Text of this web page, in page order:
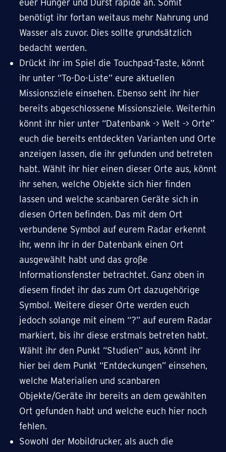
euer Hunger und Durst rapide an. Somit
benötigt ihr fortan weitaus mehr Nahrung und
Wasser als zuvor. Dies sollte grundsätzlich
bedacht werden.
Drückt ihr im Spiel die Touchpad-Taste, könnt
ihr unter “To-Do-Liste” eure aktuellen
Missionsziele einsehen. Ebenso seht ihr hier
bereits abgeschlossene Missionsziele. Weiterhin
könnt ihr hier unter “Datenbank -> Welt -> Orte”
euch die bereits entdeckten Varianten und Orte
anzeigen lassen, die ihr gefunden und betreten
habt. Wählt ihr hier einen dieser Orte aus, könnt
ihr sehen, welche Objekte sich hier finden
lassen und welche scanbaren Geräte sich in
diesen Orten befinden. Das mit dem Ort
verbundene Symbol auf eurem Radar erkennt
ihr, wenn ihr in der Datenbank einen Ort
ausgewählt habt und das große
Informationsfenster betrachtet. Ganz oben in
diesem findet ihr das zum Ort dazugehörige
Symbol. Weitere dieser Orte werden euch
jedoch solange mit einem “?” auf eurem Radar
markiert, bis ihr diese erstmals betreten habt.
Wählt ihr den Punkt “Studien” aus, könnt ihr
hier bei dem Punkt “Entdeckungen” einsehen,
welche Materialien und scanbaren
Objekte/Geräte ihr bereits an dem gewählten
Ort gefunden habt und welche euch hier noch
fehlen.
Sowohl der Mobildrucker, als auch die